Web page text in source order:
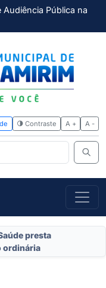
Pública na
presta
ordinária